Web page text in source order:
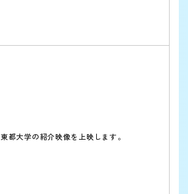
東都大学の紹介映像を上映します。